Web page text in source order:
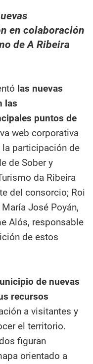
en colaboración
de A Ribeira
las nuevas
las
puntos de
web corporativa
participación de
de Sober y
da Ribeira
del consorcio; Roi
José Poyán,
Alós, responsable
de estos
de nuevas
recursos
a visitantes y
el territorio.
figuran
orientado a